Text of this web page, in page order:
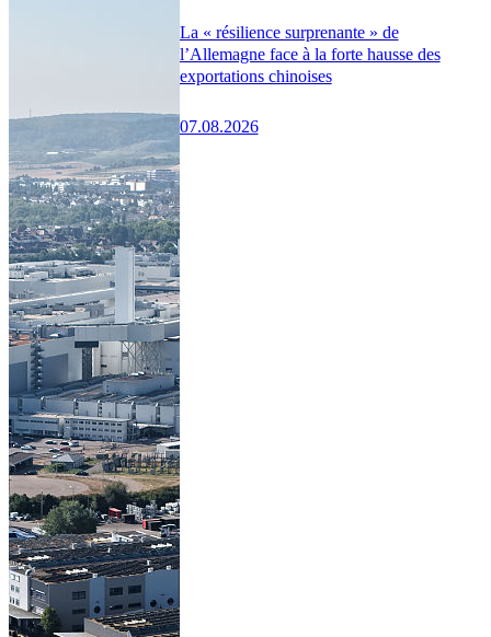
La « résilience surprenante » de
l’Allemagne face à la forte hausse des
exportations chinoises
07.08.2026